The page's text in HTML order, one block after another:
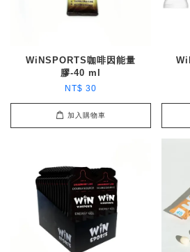
WiNSPORTS咖啡因能量
膠-40 ml
NT$ 30
加入購物車